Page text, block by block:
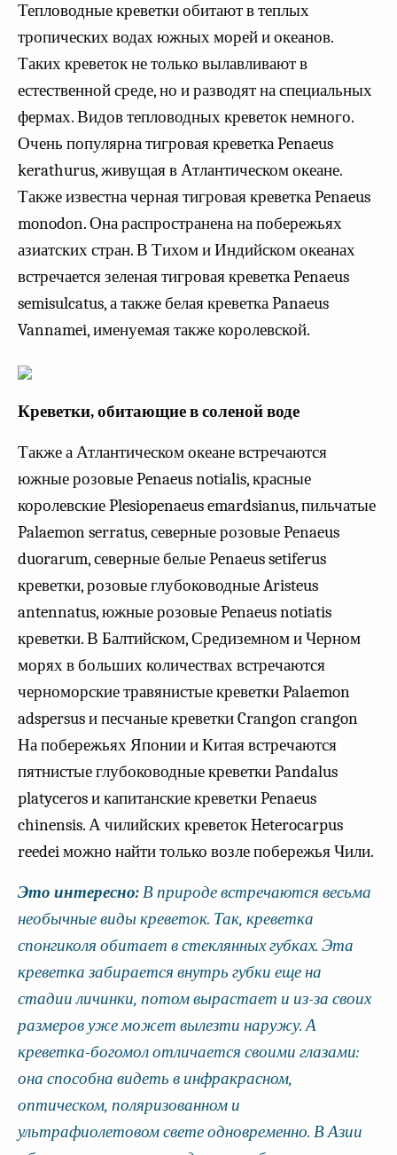
Тепловодные креветки обитают в теплых
тропических водах южных морей и океанов.
Таких креветок не только вылавливают в
естественной среде, но и разводят на специальных
фермах. Видов тепловодных креветок немного.
Очень популярна тигровая креветка Penaeus
kerathurus, живущая в Атлантическом океане.
Также известна черная тигровая креветка Penaeus
monodon. Она распространена на побережьях
азиатских стран. В Тихом и Индийском океанах
встречается зеленая тигровая креветка Penaeus
semisulcatus, а также белая креветка Panaeus
Vannamei, именуемая также королевской.
Креветки, обитающие в соленой воде
Также а Атлантическом океане встречаются
южные розовые Penaeus notialis, красные
королевские Plesiopenaeus emardsianus, пильчатые
Palaemon serratus, северные розовые Penaeus
duorarum, северные белые Penaeus setiferus
креветки, розовые глубоководные Aristeus
antennatus, южные розовые Penaeus notiatis
креветки. В Балтийском, Средиземном и Черном
морях в больших количествах встречаются
черноморские травянистые креветки Palaemon
adspersus и песчаные креветки Crangon crangon
На побережьях Японии и Китая встречаются
пятнистые глубоководные креветки Pandalus
platyceros и капитанские креветки Penaeus
chinensis. А чилийских креветок Heterocarpus
reedei можно найти только возле побережья Чили.
Это интересно:В природе встречаются весьма
необычные виды креветок. Так, креветка
спонгиколя обитает в стеклянных губках. Эта
креветка забирается внутрь губки еще на
стадии личинки, потом вырастает и из-за своих
размеров уже может вылезти наружу. А
креветка-богомол отличается своими глазами:
она способна видеть в инфракрасном,
оптическом, поляризованном и
ультрафиолетовом свете одновременно. В Азии